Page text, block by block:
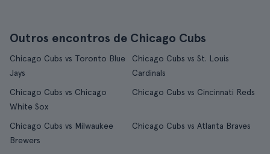
Outros encontros de Chicago Cubs
Chicago Cubs vs Toronto Blue
Jays
Chicago Cubs vs St. Louis
Cardinals
Chicago Cubs vs Chicago
White Sox
Chicago Cubs vs Cincinnati Reds
Chicago Cubs vs Milwaukee
Brewers
Chicago Cubs vs Atlanta Braves